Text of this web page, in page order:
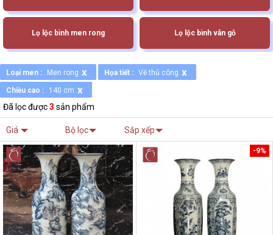
Lọ lộc bình men rong Lọ lộc bình vân gỗ
Loại men : Men rong x Họa tiết : Vẽ thủ công x
Chiều cao : 140 cm x
Đã lọc được3 sản phẩm
Giá Bộ lọc Sắp xếp
-9%